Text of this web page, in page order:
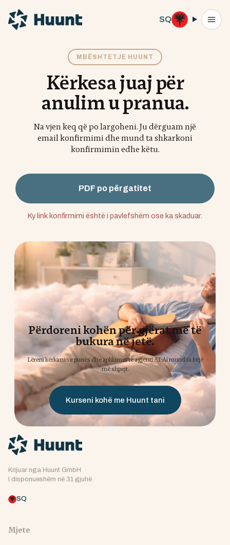
SQ
MBËSHTETJE HUUNT
Kërkesa juaj për
anulim u pranua.
Na vjen keq që po largoheni. Ju dërguam një
email konfirmimi dhe mund ta shkarkoni
konfirmimin edhe këtu.
PDF po përgatitet
Ky link konfirmimi është i pavlefshëm ose ka skaduar.
Përdoreni kohën për gjërat më të
bukura në jetë.
Lëreni kërkimin e punës dhe aplikimet te agjenti AI. Ai mund ta bëjë
më shpejt.
Kurseni kohë me Huunt tani
Krijuar nga Huunt GmbH
I disponueshëm në 31 gjuhë
SQ
Mjete